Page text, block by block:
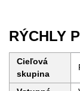
RÝCHLY
Cieľová
skupina